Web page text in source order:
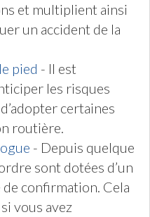
et multiplient ainsi
un accident de la
pied - Il est
les risques
certaines
routière.
- Depuis quelque
sont dotées d’un
confirmation. Cela
vous avez